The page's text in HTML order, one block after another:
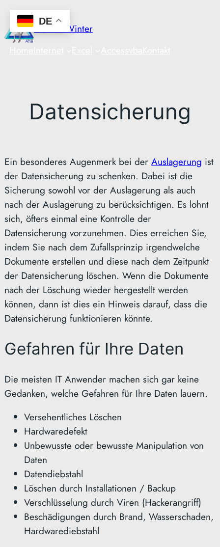
Zum
Inhalt
springen
Markus Winter
Datensicherung
Ein besonderes Augenmerk bei der Auslagerung ist
der Datensicherung zu schenken. Dabei ist die
Sicherung sowohl vor der Auslagerung als auch
nach der Auslagerung zu berücksichtigen. Es lohnt
sich, öfters einmal eine Kontrolle der
Datensicherung vorzunehmen. Dies erreichen Sie,
indem Sie nach dem Zufallsprinzip irgendwelche
Dokumente erstellen und diese nach dem Zeitpunkt
der Datensicherung löschen. Wenn die Dokumente
nach der Löschung wieder hergestellt werden
können, dann ist dies ein Hinweis darauf, dass die
Datensicherung funktionieren könnte.
Gefahren für Ihre Daten
Die meisten IT Anwender machen sich gar keine
Gedanken, welche Gefahren für Ihre Daten lauern.
Versehentliches Löschen
Hardwaredefekt
Unbewusste oder bewusste Manipulation von
Daten
Datendiebstahl
Löschen durch Installationen / Backup
Verschlüsselung durch Viren (Hackerangriff)
Beschädigungen durch Brand, Wasserschaden,
Hardwarediebstahl
DE